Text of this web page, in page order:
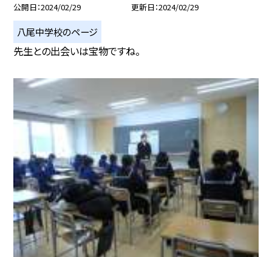
公開日 2024/02/29 更新日 2024/02/29
八尾中学校のページ
先生との出会いは宝物ですね。